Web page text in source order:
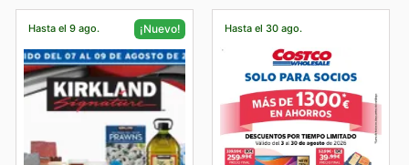
Hasta el 9 ago. ¡Nuevo! Hasta el 30 ago.